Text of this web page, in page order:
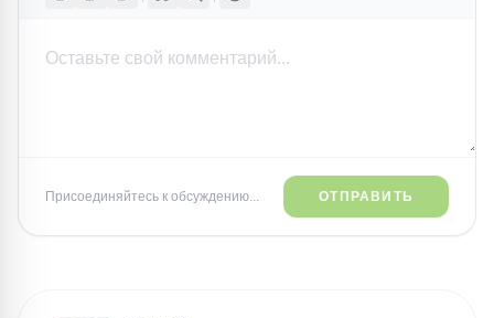
Присоединяйтесь к обсуждению... ОТПРАВИТЬ